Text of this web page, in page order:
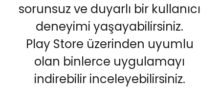
sorunsuz ve duyarlı bir kullanıcı
deneyimi yaşayabilirsiniz.
Play Store üzerinden uyumlu
olan binlerce uygulamayı
indirebilir inceleyebilirsiniz.